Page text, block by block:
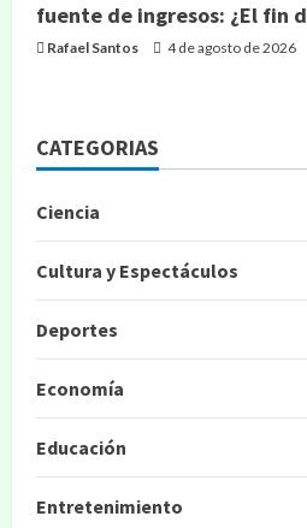
fuente de ingresos: ¿El fin
Rafael Santos 4 de agosto de 2026
CATEGORIAS
Ciencia
Cultura y Espectáculos
Deportes
Economía
Educación
Entretenimiento